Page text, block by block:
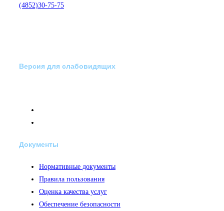
(4852)30-75-75
Версия для слабовидящих
Документы
Нормативные документы
Правила пользования
Оценка качества услуг
Обеспечение безопасности